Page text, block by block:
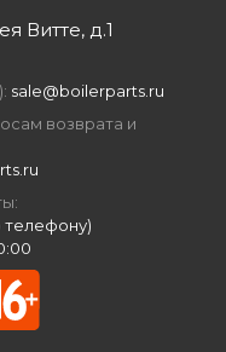
Витте, д.1
sale@boilerparts.ru
возврата и